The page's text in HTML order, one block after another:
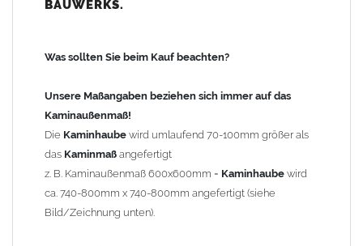
100mm
120mm
140mm
Andere Bohrmaße sind auf Anfrage möglich (Aufpreis
Sonderbohrung 55,99 EUR).
Befestigung/Stützen
Kaminhaubewird inkl. EdelstahlBefestigungsmaterial
geliefert. Die Standardflachstützen sind aus
BAUWERKS.
Was sollten Sie beim Kauf beachten?
Unsere Maßangaben beziehen sich immer auf das
Kaminaußenmaß!
Die Kaminhaube wird umlaufend 70-100mm größer als
das Kaminmaß angefertigt
z. B. Kaminaußenmaß 600x600mm = Kaminhaube wird
ca. 740-800mm x 740-800mm angefertigt (siehe
Bild/Zeichnung unten).